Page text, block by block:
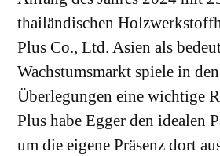
thailändischen
Plus Co., Ltd. Asien als
Wachstumsmarkt spiele in
Überlegungen eine wichtige
Plus habe Egger den idealen
um die eigene Präsenz dort